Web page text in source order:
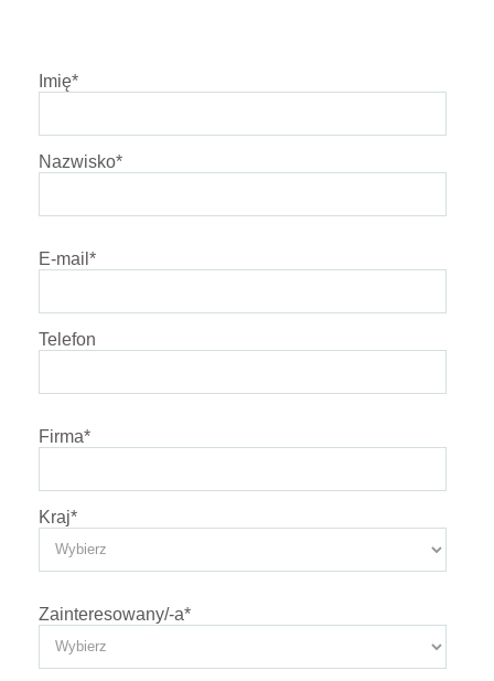
Imię*
Nazwisko*
E-mail *
Telefon
Firma*
Kraj*
Zainteresowany/-a*